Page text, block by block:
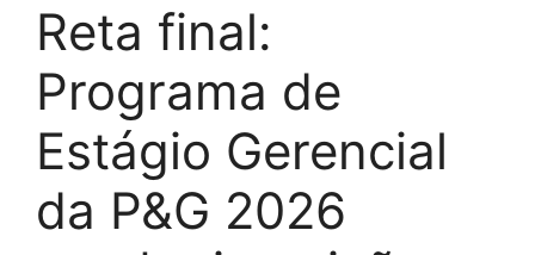
Reta final:
Programa de
Estágio Gerencial
da P&G 2026